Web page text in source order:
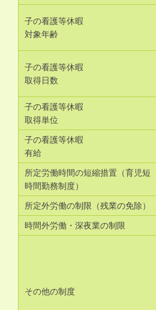
子の看護等休暇
対象年齢
子の看護等休暇
取得日数
子の看護等休暇
取得単位
子の看護等休暇
有給
所定労働時間の短縮措置（育児短
時間勤務制度）
所定外労働の制限（残業の免除）
時間外労働・深夜業の制限
その他の制度